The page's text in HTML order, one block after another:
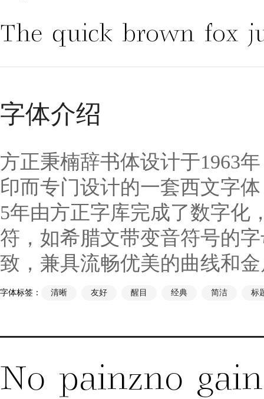
The quick brown fox
字体介绍
方正秉楠辞书体设计于1963
印而专门设计的一套西文字
5年由方正字库完成了数字化
符，如希腊文带变音符号的
致，兼具流畅优美的曲线和
字体标签： 清晰 友好 醒目 经典 简洁 标
No painzno